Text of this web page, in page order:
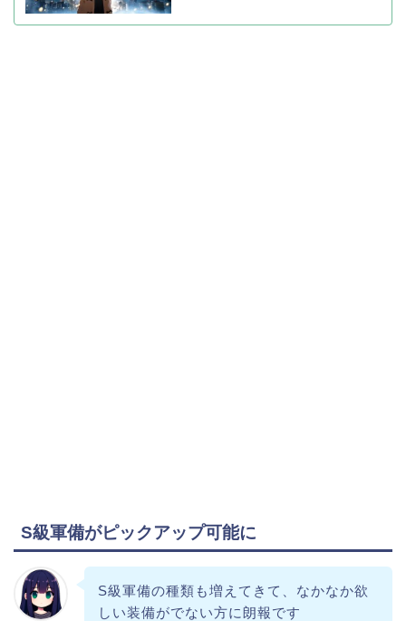
S級軍備がピックアップ可能に
S級軍備の種類も増えてきて、なかなか欲
しい装備がでない方に朗報です